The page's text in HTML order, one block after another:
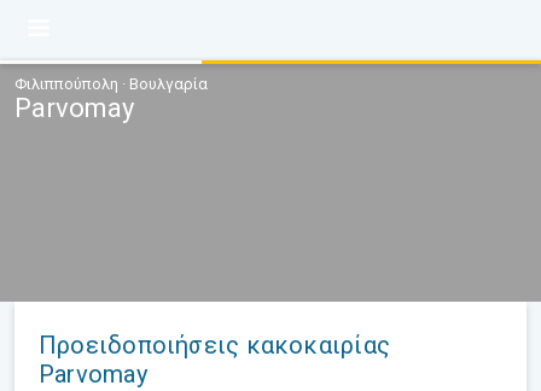
Φιλιππούπολη · Βουλγαρία
Parvomay
Προειδοποιήσεις κακοκαιρίας
Parvomay